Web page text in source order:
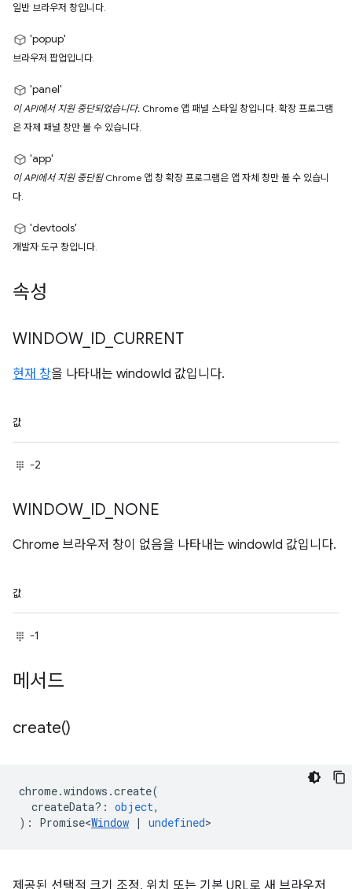
일반 브라우저 창입니다.
'popup'
브라우저 팝업입니다.
'panel'
이 API에서 지원 중단되었습니다. Chrome 앱 패널 스타일 창입니다. 확장 프로그램
은 자체 패널 창만 볼 수 있습니다.
'app'
이 API에서 지원 중단됨Chrome 앱 창 확장 프로그램은 앱 자체 창만 볼 수 있습니
다.
'devtools'
개발자 도구 창입니다.
속성
WINDOW_ ID CURRENT
현재 창을 나타내는 windowId 값입니다.
값
-2
WINDOW_ ID NONE
Chrome 브라우저 창이 없음을 나타내는 windowId 값입니다.
값
-1
메서드
create()
chrome.windows .create(
createData? : object,
) : Promise<Window | undefined>
제공된 선택적 크기 조정, 위치 또는 기본 URL로 새 브라우저